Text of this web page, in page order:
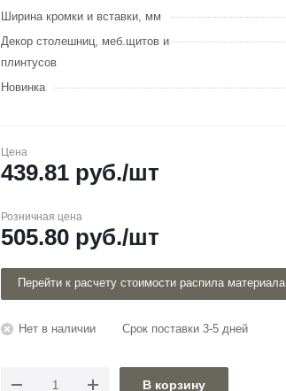
Ширина кромки и вставки, мм
Декор столешниц, меб.щитов и
плинтусов
Новинка
Цена
439.81 руб./шт
Розничная цена
505.80 руб./шт
Перейти к расчету стоимости распила материала
Нет в наличии Срок поставки 3-5 дней
В корзину